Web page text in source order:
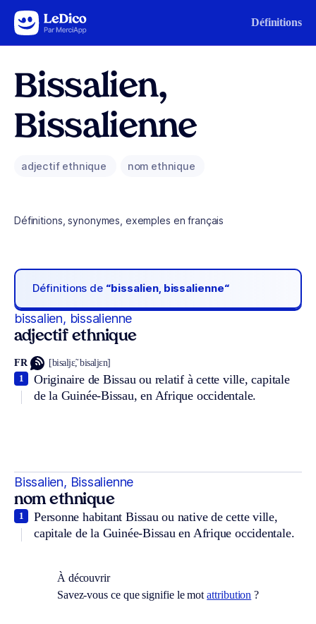
Aller au contenu Définitions
Bissalien,
Bissalienne
adjectif ethnique nom ethnique
Définitions, synonymes, exemples en français
Définitions de “bissalien, bissalienne“
bissalien, bissalienne
adjectif ethnique
FR [bisaljɛ̃, bisaljɛn]
Originaire de Bissau ou relatif à cette ville, capitale
de la Guinée-Bissau, en Afrique occidentale.
1
Bissalien, Bissalienne
nom ethnique
Personne habitant Bissau ou native de cette ville,
capitale de la Guinée-Bissau en Afrique occidentale.
1
À découvrir
Savez-vous ce que signifie le motattribution ?